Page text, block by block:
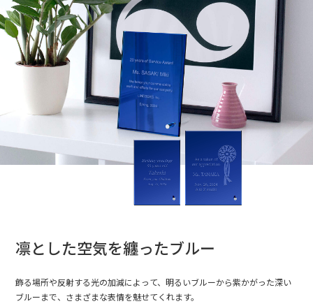
凛とした空気を纏ったブルー
飾る場所や反射する光の加減によって、明るいブルーから紫かがった深い
ブルーまで、さまざまな表情を魅せてくれます。